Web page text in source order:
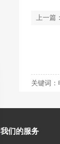
上一篇：
关键词
我们的服务